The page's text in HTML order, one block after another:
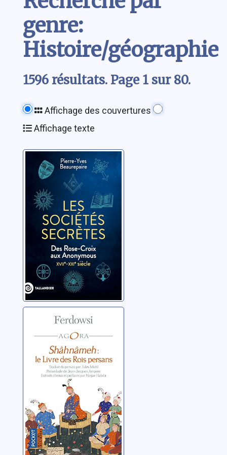
genre:
Histoire/géographie
1596 résultats. Page 1 sur 80.
Affichage des couvertures
Affichage texte
Les sociétés
secrètes: des
Rose-Croix aux
Anonymous.
XVIIe-XXIe siècle
Beaurepaire, Pierre-
Yves
Shâhnâmeh: le
Livre des Rois
persans
Ferdowsi